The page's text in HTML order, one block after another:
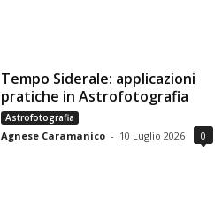
Tempo Siderale: applicazioni
pratiche in Astrofotografia
Astrofotografia
Agnese Caramanico - 10 Luglio 2026 0